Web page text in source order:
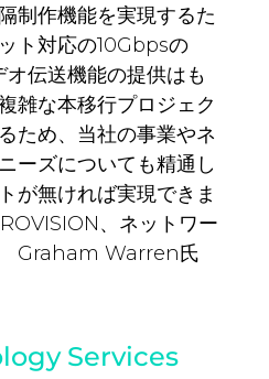
制作機能を実現するた
ト対応の10Gbpsの
伝送機能の提供はも
雑な本移行プロジェク
ため、当社の事業やネ
ーズについても精通し
が無ければ実現できま
、ネットワー
Graham Warren氏
Services